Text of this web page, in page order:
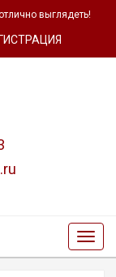
выглядеть!